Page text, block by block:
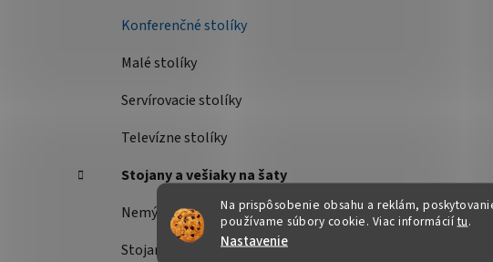
Na prispôsobenie obsahu a reklám,
používame súbory cookie. Viac informáciítu.
Nastavenie
Konferenčné stolíky
Malé stolíky
Servírovacie stolíky
Televízne stolíky
Stojany a vešiaky na šaty
Nemý sluha
Stojany na šaty